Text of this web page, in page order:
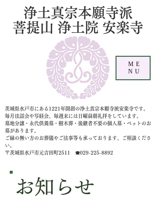
浄土真宗本願寺派
菩提山 浄土院 安楽寺
茨城県水戸市にある1221年開創の浄土真宗本願寺派安楽寺です。
毎月法話会や写経会、毎週末には日曜晨朝礼拝をしています。
墓地分譲・永代供養墓・樹木葬・後継者不要の個人墓 ・ペットのお
墓があります。
ご縁の無い方のお葬儀やご法事等も承っております、ご相談くださ
い。
〒茨城県水戸市元吉田町2511 ☎029-225-8892
ME
NU
​お知らせ